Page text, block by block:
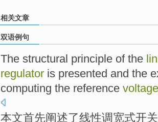
相关文章
双语例句
The structural principle of the
regulator is presented and the
computing the reference voltage
本文首先阐述了线性调宽式开关